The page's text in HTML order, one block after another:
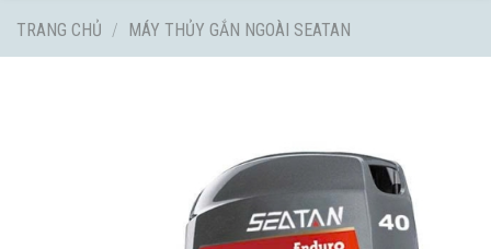
TRANG CHỦ / MÁY THỦY GẮN NGOÀI SEATAN